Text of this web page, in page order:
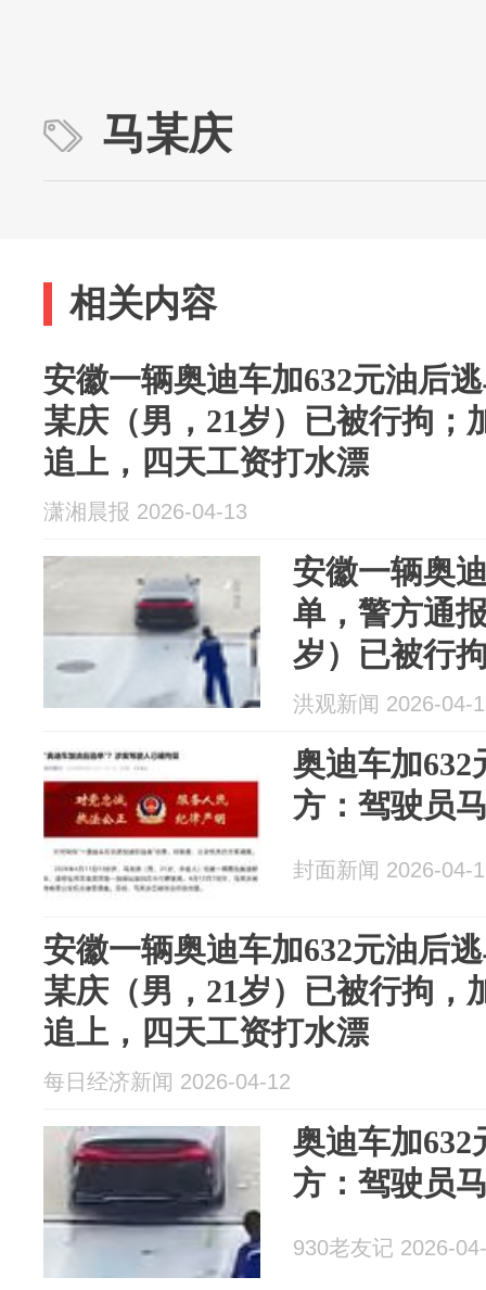
马某庆
相关内容
安徽一辆奥迪车加632元油后
某庆（男，21岁）已被行拘；
追上，四天工资打水漂
潇湘晨报 2026-04-13
安徽一辆奥
单，警方通
岁）已被行
次没追上，
洪观新闻 2026-04-
奥迪车加632
方：驾驶员
封面新闻 2026-04-
安徽一辆奥迪车加632元油后
某庆（男，21岁）已被行拘，
追上，四天工资打水漂
每日经济新闻 2026-04-12
奥迪车加632
方：驾驶员
930老友记 2026-